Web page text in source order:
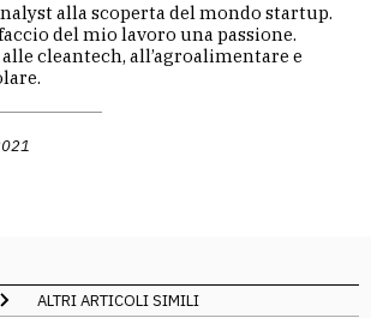
alla scoperta del mondo startup.
del mio lavoro una passione.
cleantech, all’agroalimentare e
ALTRI ARTICOLI SIMILI